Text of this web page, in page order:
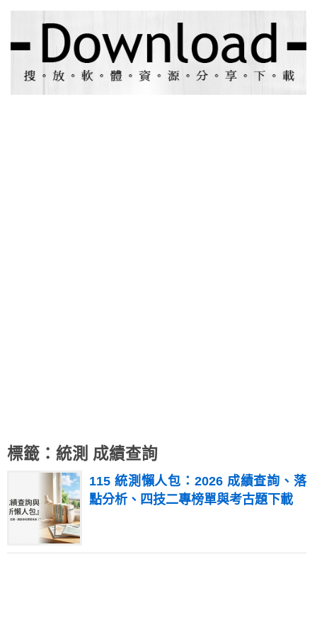
標籤：統測 成績查詢
115 統測懶人包：2026 成績查詢、落
點分析、四技二專榜單與考古題下載